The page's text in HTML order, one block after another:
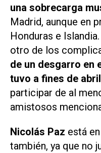
una sobrecarga
Madrid, aunque en
Honduras e Islandia.
otro de los
de un desgarro en
tuvo a fines de
participar de al
amistosos
Nicolás Paz está
también, ya que no